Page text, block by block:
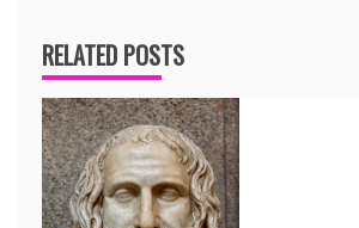
RELATED POSTS